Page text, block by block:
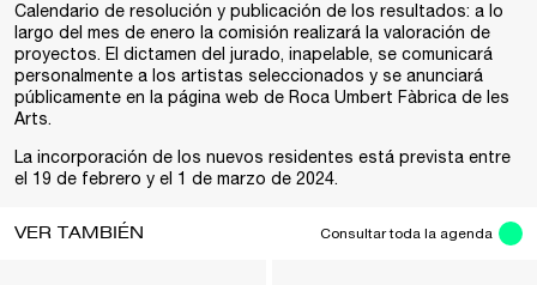
Calendario de resolución y publicación de los resultados: a lo
largo del mes de enero la comisión realizará la valoración de
proyectos. El dictamen del jurado, inapelable, se comunicará
personalmente a los artistas seleccionados y se anunciará
públicamente en la página web de Roca Umbert Fàbrica de les
Arts.
La incorporación de los nuevos residentes está prevista entre
el 19 de febrero y el 1 de marzo de 2024.
VER TAMBIÉN Consultar toda la agenda